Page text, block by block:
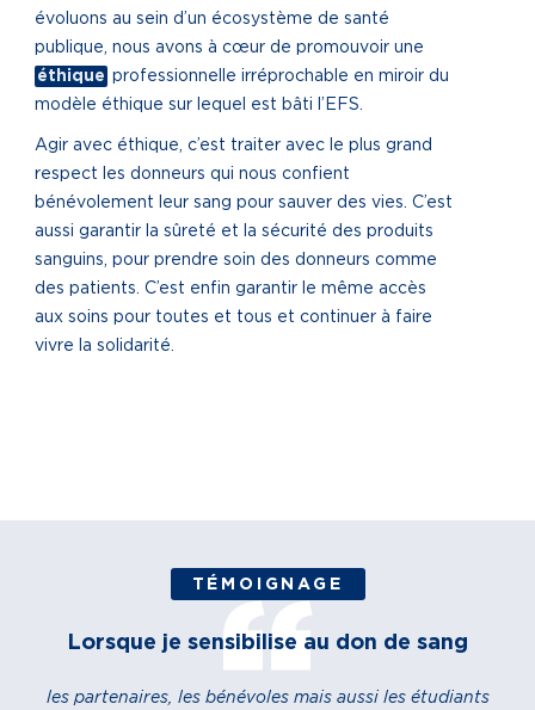
évoluons au sein d’un écosystème de santé
publique, nous avons à cœur de promouvoir une
éthique professionnelle irréprochable en miroir du
modèle éthique sur lequel est bâti l’EFS.
Agir avec éthique, c’est traiter avec le plus grand
respect les donneurs qui nous confient
bénévolement leur sang pour sauver des vies. C’est
aussi garantir la sûreté et la sécurité des produits
sanguins, pour prendre soin des donneurs comme
des patients. C’est enfin garantir le même accès
aux soins pour toutes et tous et continuer à faire
vivre la solidarité.
TÉMOIGNAGE
Lorsque je sensibilise au don de sang
les partenaires, les bénévoles mais aussi les étudiants